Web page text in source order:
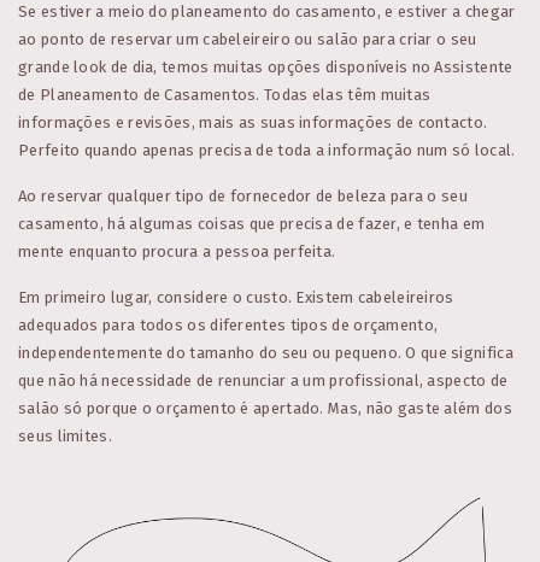
Se estiver a meio do planeamento do casamento, e estiver a chegar
ao ponto de reservar um cabeleireiro ou salão para criar o seu
grande look de dia, temos muitas opções disponíveis no Assistente
de Planeamento de Casamentos. Todas elas têm muitas
informações e revisões, mais as suas informações de contacto.
Perfeito quando apenas precisa de toda a informação num só local.
Ao reservar qualquer tipo de fornecedor de beleza para o seu
casamento, há algumas coisas que precisa de fazer, e tenha em
mente enquanto procura a pessoa perfeita.
Em primeiro lugar, considere o custo. Existem cabeleireiros
adequados para todos os diferentes tipos de orçamento,
independentemente do tamanho do seu ou pequeno. O que significa
que não há necessidade de renunciar a um profissional, aspecto de
salão só porque o orçamento é apertado. Mas, não gaste além dos
seus limites.